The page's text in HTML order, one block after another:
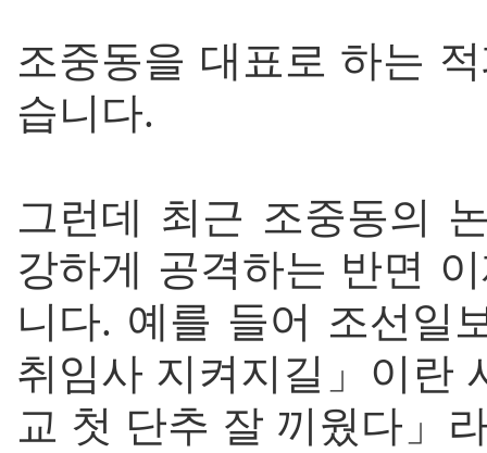
조중동을 대표로 하는
습니다.
그런데 최근 조중동의
강하게 공격하는 반면
니다. 예를 들어 조선일
취임사 지켜지길」이란
교 첫 단추 잘 끼웠다」